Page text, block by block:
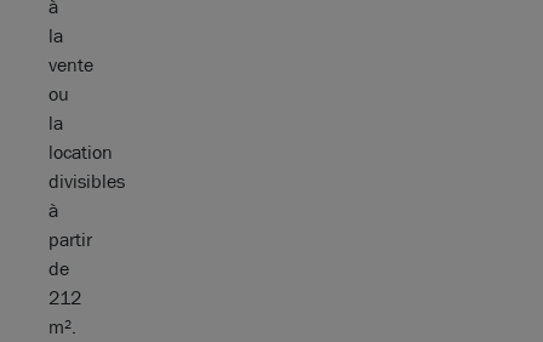
à
la
vente
ou
la
location
divisibles
à
partir
de
212
m².